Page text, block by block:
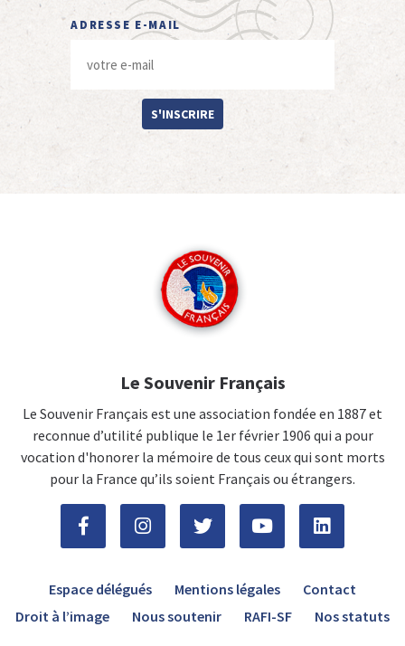
ADRESSE E-MAIL
S'INSCRIRE
Le Souvenir Français
Le Souvenir Français est une association fondée en 1887 et
reconnue d’utilité publique le 1er février 1906 qui a pour
vocation d'honorer la mémoire de tous ceux qui sont morts
pour la France qu’ils soient Français ou étrangers.
Espace délégués Mentions légales
Contact
Droit à l’image
Nous soutenir RAFI-SF Nos statuts